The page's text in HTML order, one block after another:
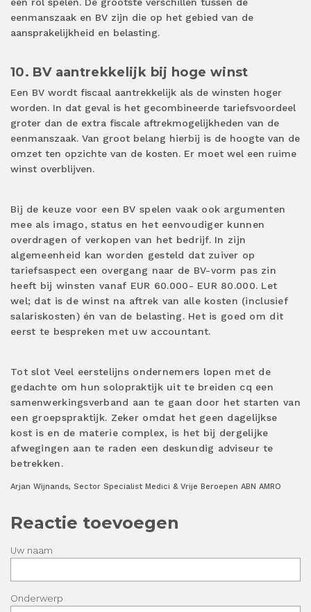
eenmanszaak en BV zijn die op het gebied van de
aansprakelijkheid en belasting.
10. BV aantrekkelijk bij hoge winst
Een BV wordt fiscaal aantrekkelijk als de winsten hoger
worden. In dat geval is het gecombineerde tariefsvoordeel
groter dan de extra fiscale aftrekmogelijkheden van de
eenmanszaak. Van groot belang hierbij is de hoogte van de
omzet ten opzichte van de kosten. Er moet wel een ruime
winst overblijven.
Bij de keuze voor een BV spelen vaak ook argumenten
mee als imago, status en het eenvoudiger kunnen
overdragen of verkopen van het bedrijf. In zijn
algemeenheid kan worden gesteld dat zuiver op
tariefsaspect een overgang naar de BV-vorm pas zin
heeft bij winsten vanaf EUR 60.000- EUR 80.000. Let
wel; dat is de winst na aftrek van alle kosten (inclusief
salariskosten) én van de belasting. Het is goed om dit
eerst te bespreken met uw accountant.
Tot slot Veel eerstelijns ondernemers lopen met de
gedachte om hun solopraktijk uit te breiden cq een
samenwerkingsverband aan te gaan door het starten van
een groepspraktijk. Zeker omdat het geen dagelijkse
kost is en de materie complex, is het bij dergelijke
afwegingen aan te raden een deskundig adviseur te
betrekken.
Arjan Wijnands, Sector Specialist Medici & Vrije Beroepen ABN AMRO
Reactie toevoegen
Uw naam
Onderwerp